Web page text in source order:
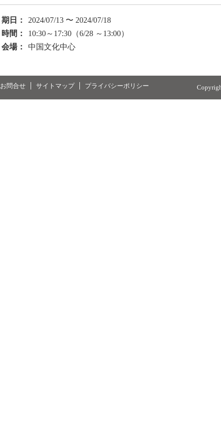
期日：
2024/07/13 〜 2024/07/18
時間：
10:30～17:30（6/28 ～13:00）
会場：
中国文化中心
お問合せ サイトマップ プライバシーポリシー